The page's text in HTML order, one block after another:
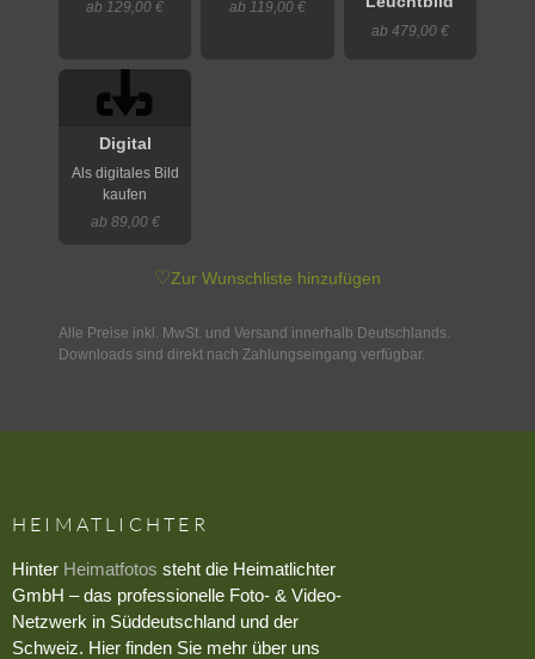
ab 129,00 € ab 119,00 €
ab 479,00 €
Digital
Als digitales Bild
kaufen
ab 89,00 €
♡Zur Wunschliste hinzufügen
Alle Preise inkl. MwSt. und Versand innerhalb Deutschlands.
Downloads sind direkt nach Zahlungseingang verfügbar.
HEIMATLICHTER
Hinter Heimatfotos steht die Heimatlichter
GmbH – das professionelle Foto- & Video-
Netzwerk in Süddeutschland und der
Schweiz. Hier finden Sie mehr über uns